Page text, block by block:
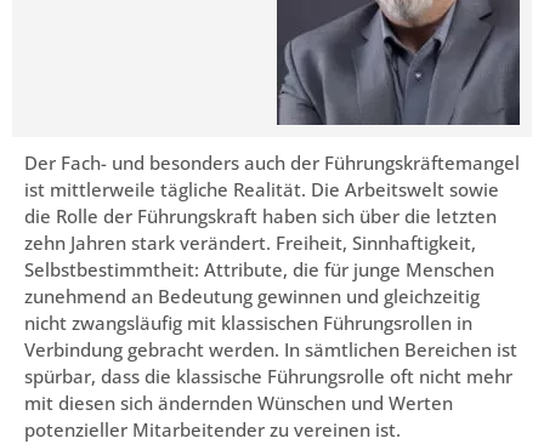
Der Fach- und besonders auch der Führungskräftemangel
ist mittlerweile tägliche Realität. Die Arbeitswelt sowie
die Rolle der Führungskraft haben sich über die letzten
zehn Jahren stark verändert. Freiheit, Sinnhaftigkeit,
Selbstbestimmtheit: Attribute, die für junge Menschen
zunehmend an Bedeutung gewinnen und gleichzeitig
nicht zwangsläufig mit klassischen Führungsrollen in
Verbindung gebracht werden. In sämtlichen Bereichen ist
spürbar, dass die klassische Führungsrolle oft nicht mehr
mit diesen sich ändernden Wünschen und Werten
potenzieller Mitarbeitender zu vereinen ist.